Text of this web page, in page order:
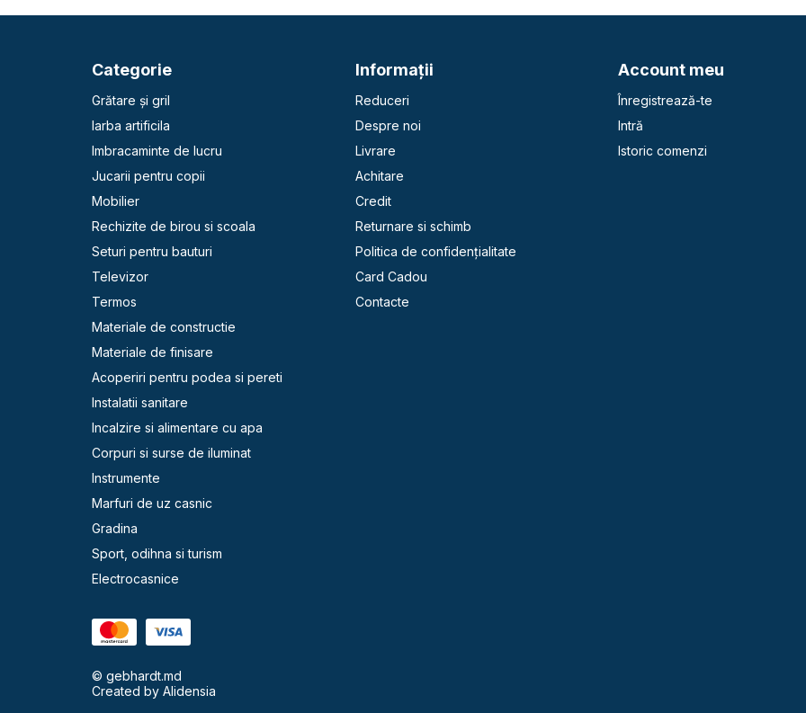
Categorie
Grătare și gril
Iarba artificila
Imbracaminte de lucru
Jucarii pentru copii
Mobilier
Rechizite de birou si scoala
Seturi pentru bauturi
Televizor
Termos
Materiale de constructie
Materiale de finisare
Acoperiri pentru podea si pereti
Instalatii sanitare
Incalzire si alimentare cu apa
Corpuri si surse de iluminat
Instrumente
Marfuri de uz casnic
Gradina
Sport, odihna si turism
Electrocasnice
Informaţii
Reduceri
Despre noi
Livrare
Achitare
Credit
Returnare si schimb
Politica de confidențialitate
Card Cadou
Contacte
Account meu
Înregistrează-te
Intră
Istoric comenzi
© gebhardt.md
Created by Alidensia